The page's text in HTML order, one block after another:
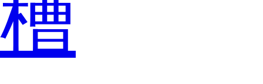
大
槽